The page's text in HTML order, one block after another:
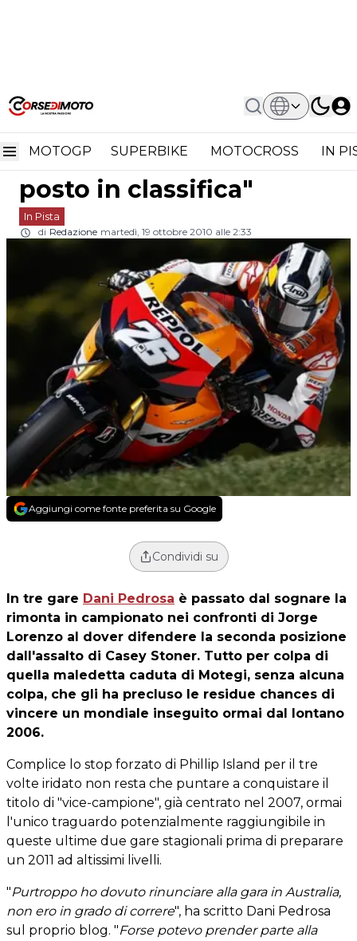
MOTOGP SUPERBIKE MOTOCROSS IN
Home In Pista
MotoGP: Dani Pedrosa "Mi Resta Il
MotoGP: Dani Pedrosa
"Mi resta il secondo
posto in classifica"
In Pista
di Redazione martedì, 19 ottobre 2010 alle 2:33
Aggiungi come fonte preferita su Google
Condividi su
In tre gare Dani Pedrosa è passato dal sognare la
rimonta in campionato nei confronti di Jorge
Lorenzo al dover difendere la seconda posizione
dall'assalto di Casey Stoner. Tutto per colpa di
quella maledetta caduta di Motegi, senza alcuna
colpa, che gli ha precluso le residue chances di
vincere un mondiale inseguito ormai dal lontano
2006.
Complice lo stop forzato di Phillip Island per il tre
volte iridato non resta che puntare a conquistare il
titolo di "vice-campione", già centrato nel 2007, ormai
l'unico traguardo potenzialmente raggiungibile in
queste ultime due gare stagionali prima di preparare
un 2011 ad altissimi livelli.
"Purtroppo ho dovuto rinunciare alla gara in Australia,
non ero in grado di correre", ha scritto Dani Pedrosa
sul proprio blog. "Forse potevo prender parte alla